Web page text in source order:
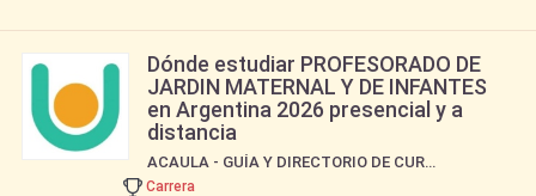
Dónde estudiar PROFESORADO DE
JARDIN MATERNAL Y DE INFANTES
en Argentina 2026 presencial y a
distancia
ACAULA - GUÍA Y DIRECTORIO DE CURSOS Y CARRERAS
Carrera